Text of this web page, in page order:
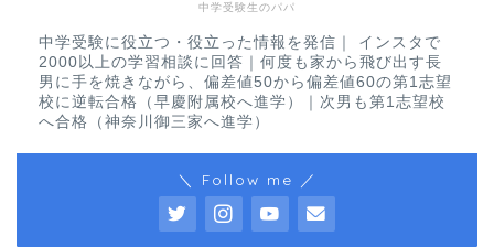
中学受験生のパパ
中学受験に役立つ・役立った情報を発信｜ インスタで
2000以上の学習相談に回答｜何度も家から飛び出す長
男に手を焼きながら、偏差値50から偏差値60の第1志望
校に逆転合格（早慶附属校へ進学）｜次男も第1志望校
へ合格（神奈川御三家へ進学）
＼ Follow me ／